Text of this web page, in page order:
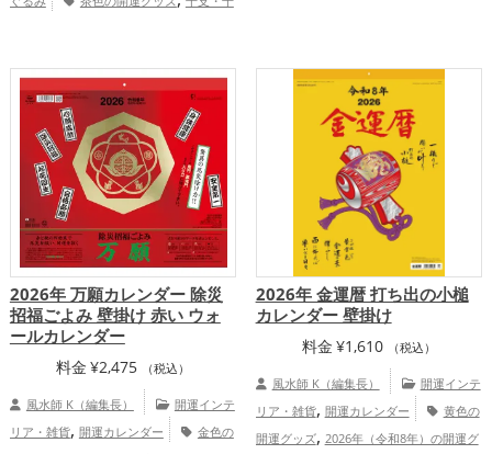
2026年（令和8年）の開運グッズ
仕
事運アップ, 健康運アップ
家庭運・家族
運アップ ,総合運・全体運アップ
8年）の開運グッズ
金運アップ
合運・全体運アップ
2026年 万願カレンダー 除災
招福ごよみ 壁掛け 赤い ウォ
ールカレンダー
料金 ¥2,475 （税込）
風水師 K（編集長）
開運インテ
リア・雑貨, 開運カレンダー
金色の
2026年 金運暦 打ち出の小槌
カレンダー 壁掛け
料金 ¥1,610 （税込）
風水師 K（編集長）
開運インテ
リア・雑貨, 開運カレンダー
黄色の
開運グッズ, 2026年（令和8年）の開運グ